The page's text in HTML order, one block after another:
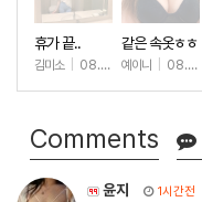
휴가 끝..
김미소 08.07 +171
같은 속옷ㅎㅎ
예이니 08.04
Comments
윤지 1시간전